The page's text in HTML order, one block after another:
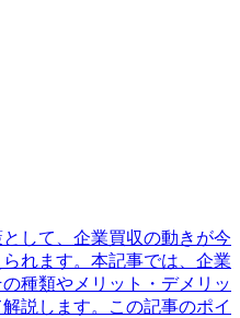
して、企業買収の動きが今
れます。本記事では、企業
種類やメリット・デメリッ
説します。この記事のポイ